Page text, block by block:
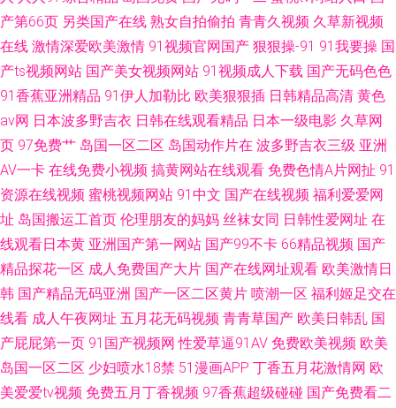
产第66页 另类国产在线 熟女自拍偷拍 青青久视频 久草新视频
在线 激情深爱欧美激情 91视频官网国产 狠狠操-91 91我要操 国
产ts视频网站 国产美女视频网站 91视频成人下载 国产无码色色
91香蕉亚洲精品 91伊人加勒比 欧美狠狠插 日韩精品高清 黄色
av网 日本波多野吉衣 日韩在线观看精品 日本一级电影 久草网
页 97免费艹 岛国一区二区 岛国动作片在 波多野吉衣三级 亚洲
AV一卡 在线免费小视频 搞黄网站在线观看 免费色情A片网扯 91
资源在线视频 蜜桃视频网站 91中文 国产在线视频 福利爱爱网
址 岛国搬运工首页 伦理朋友的妈妈 丝袜女同 日韩性爱网址 在
线观看日本黄 亚洲国产第一网站 国产99不卡 66精品视频 国产
精品探花一区 成人免费国产大片 国产在线网址观看 欧美激情日
韩 国产精品无码亚洲 国产一区二区黄片 喷潮一区 福利姬足交在
线看 成人午夜网址 五月花无码视频 青青草国产 欧美日韩乱 国
产屁屁第一页 91国产视频网 性爱草逼91AV 免费欧美视频 欧美
岛国一区二区 少妇喷水18禁 51漫画APP 丁香五月花激情网 欧
美爱爱tv视频 免费五月丁香视频 97香蕉超级碰碰 国产免费看二